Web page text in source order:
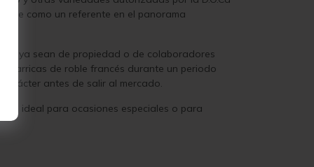
como un referente en el panorama
ya sean de propiedad o de colaboradores
barricas de roble francés durante un periodo
antes de salir al mercado.
es ideal para ocasiones especiales o para